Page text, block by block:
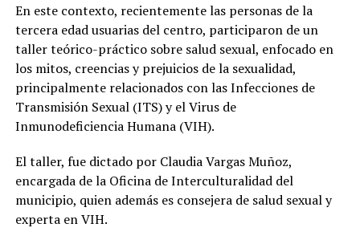
En este contexto, recientemente las personas de la
tercera edad usuarias del centro, participaron de un
taller teórico-práctico sobre salud sexual, enfocado en
los mitos, creencias y prejuicios de la sexualidad,
principalmente relacionados con las Infecciones de
Transmisión Sexual (ITS) y el Virus de
Inmunodeficiencia Humana (VIH).
El taller, fue dictado por Claudia Vargas Muñoz,
encargada de la Oficina de Interculturalidad del
municipio, quien además es consejera de salud sexual y
experta en VIH.